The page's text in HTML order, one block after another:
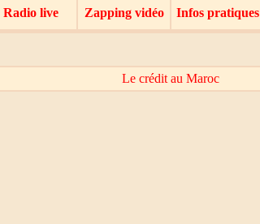
Radio live Zapping vidéo Infos pratiques
Le crédit au Maroc